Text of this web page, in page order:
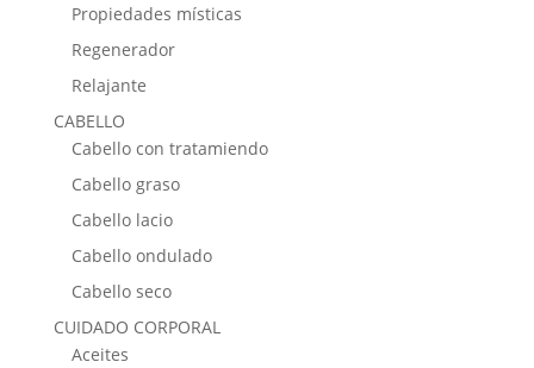
Propiedades místicas
Regenerador
Relajante
CABELLO
Cabello con tratamiendo
Cabello graso
Cabello lacio
Cabello ondulado
Cabello seco
CUIDADO CORPORAL
Aceites